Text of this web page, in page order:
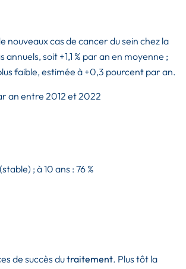
nouveaux cas de cancer du sein chez la
soit +1,1 % par an en moyenne ;
faible, estimée à +0,3 pourcent par an.
an entre 2012 et 2022
; à 10 ans : 76 %
de succès dutraitement. Plus tôt la